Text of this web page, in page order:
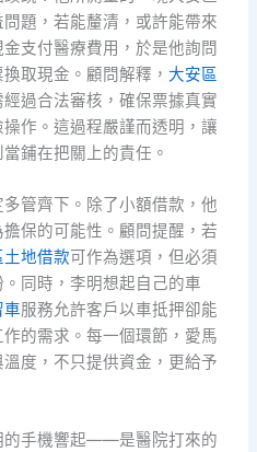
題，若能釐清，或許能帶來
支付醫療費用，於是他詢問
取現金。顧問解釋，大安區
過合法審核，確保票據真實
作。這過程嚴謹而透明，讓
鋪在把關上的責任。
管齊下。除了小額借款，他
保的可能性。顧問提醒，若
土地借款可作為選項，但必須
同時，李明想起自己的車
車服務允許客戶以車抵押卻能
的需求。每一個環節，愛馬
度，不只提供資金，更給予
的手機響起——是醫院打來的